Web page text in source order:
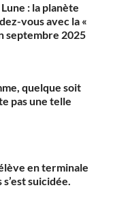
: la planète
vous avec la «
septembre 2025
quelque soit
pas une telle
en terminale
suicidée.